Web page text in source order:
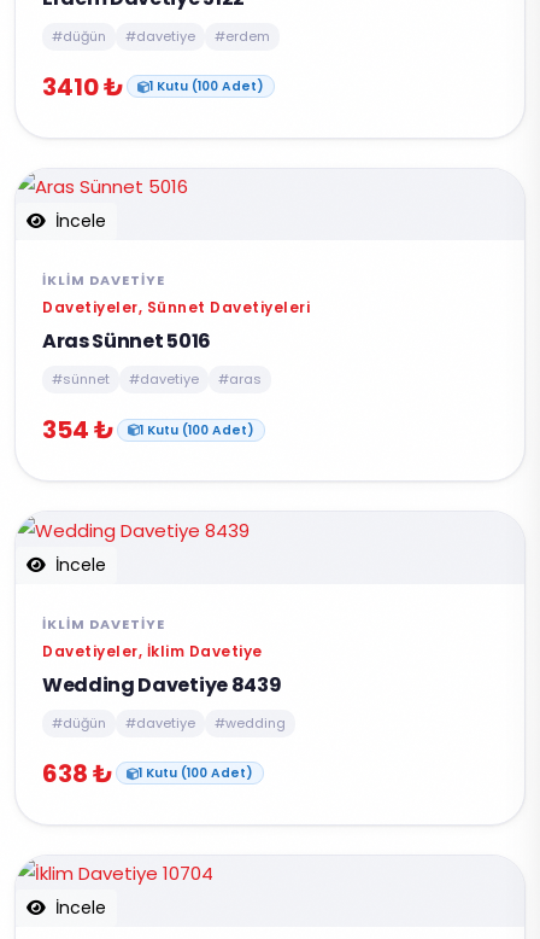
#düğün #davetiye #erdem
3410 ₺ 1 Kutu (100 Adet)
İncele
İKLIM DAVETIYE
Davetiyeler, Sünnet Davetiyeleri
Aras Sünnet 5016
#sünnet #davetiye #aras
354 ₺ 1 Kutu (100 Adet)
İncele
İKLIM DAVETIYE
Davetiyeler, İklim Davetiye
Wedding Davetiye 8439
#düğün #davetiye #wedding
638 ₺ 1 Kutu (100 Adet)
İncele